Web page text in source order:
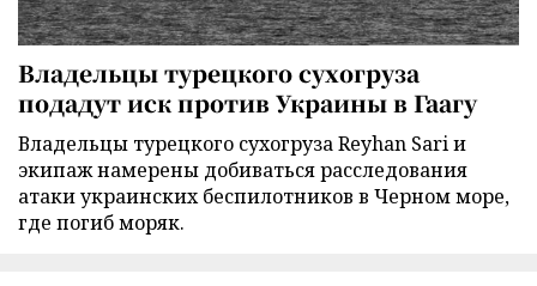
Владельцы турецкого сухогруза
подадут иск против Украины в Гаагу
Владельцы турецкого сухогруза Reyhan Sari и
экипаж намерены добиваться расследования
атаки украинских беспилотников в Черном море,
где погиб моряк.